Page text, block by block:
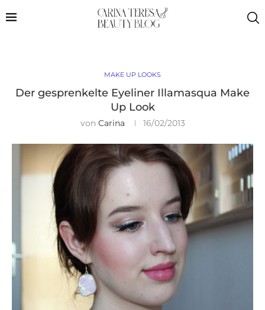
MAKE UP LOOKS
Der gesprenkelte Eyeliner Illamasqua Make
Up Look
von Carina 16/02/2013